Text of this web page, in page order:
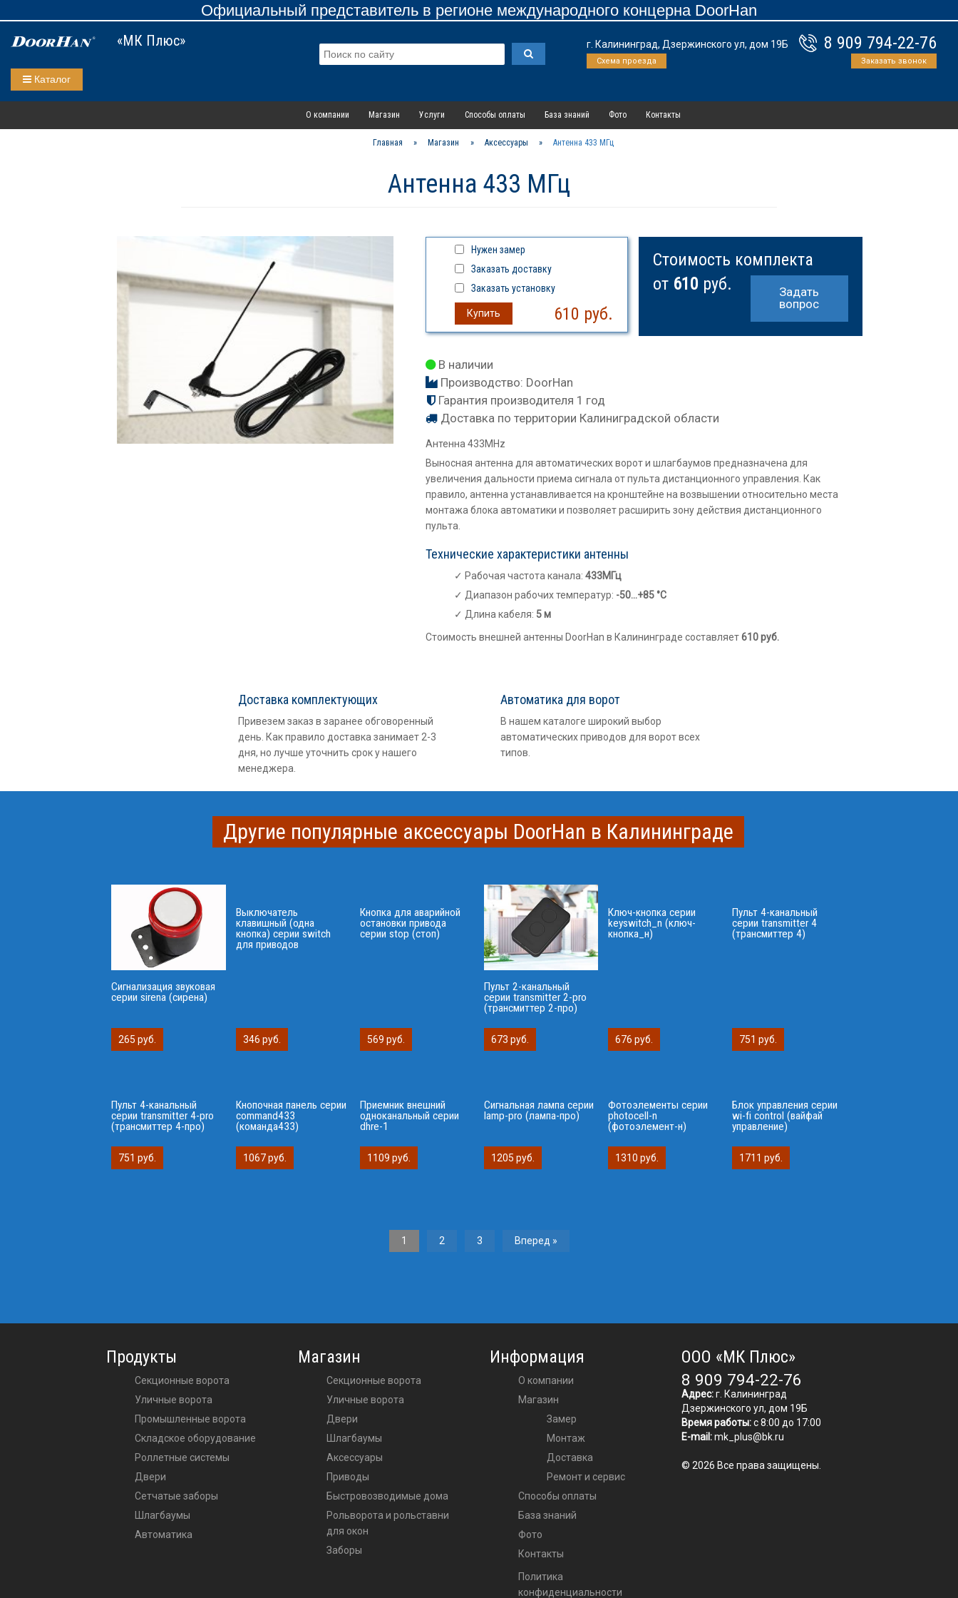
Официальный представитель в регионе международного концерна DoorHan
«МК Плюс» 8 909 794-22-76
Заказать звонок
г. Калининград, Дзержинского ул, дом 19Б
Схема проезда
Каталог
О компании Магазин Услуги Способы оплаты База знаний Фото Контакты
Главная » Магазин » Аксессуары » Антенна 433 МГц
Антенна 433 МГц
Нужен замер
Заказать доставку
Заказать установку
Купить 610 руб.
Стоимость комплекта
от 610 руб.
Задать
вопрос
В наличии
Производство: DoorHan
Гарантия производителя 1 год
Доставка по территории Калиниградской области
Антенна 433MHz
Выносная антенна для автоматических ворот и шлагбаумов предназначена для
увеличения дальности приема сигнала от пульта дистанционного управления. Как
правило, антенна устанавливается на кронштейне на возвышении относительно места
монтажа блока автоматики и позволяет расширить зону действия дистанционного
пульта.
Технические характеристики антенны
Рабочая частота канала:433МГц
Диапазон рабочих температур: -50…+85 °С
Длина кабеля: 5 м
Стоимость внешней антенны DoorHan в Калининграде составляет610 руб.
Доставка комплектующих
Привезем заказ в заранее обговоренный
день. Как правило доставка занимает 2-3
дня, но лучше уточнить срок у нашего
менеджера.
Автоматика для ворот
В нашем каталоге широкий выбор
автоматических приводов для ворот всех
типов.
Другие популярные аксессуары DoorHan в Калининграде
Сигнализация звуковая
серии sirena (сирена)
265 руб.
Выключатель
клавишный (одна
кнопка) серии switch
для приводов
346 руб.
Кнопка для аварийной
остановки привода
серии stop (стоп)
569 руб.
Пульт 2-канальный
серии transmitter 2-pro
(трансмиттер 2-про)
673 руб.
Ключ-кнопка серии
keyswitch_n (ключ-
кнопка_н)
676 руб.
Пульт 4-канальный
серии transmitter 4
(трансмиттер 4)
751 руб.
Пульт 4-канальный
серии transmitter 4-pro
(трансмиттер 4-про)
751 руб.
Кнопочная панель серии
сommand433
(команда433)
1067 руб.
Приемник внешний
одноканальный серии
dhre-1
1109 руб.
Сигнальная лампа серии
lamp-pro (лампа-про)
1205 руб.
Фотоэлементы серии
photocell-n
(фотоэлемент-н)
1310 руб.
Блок управления серии
wi-fi control (вайфай
управление)
1711 руб.
1 2 3 Вперед »
Продукты
Секционные ворота
Уличные ворота
Промышленные ворота
Складское оборудование
Роллетные системы
Двери
Сетчатые заборы
Шлагбаумы
Автоматика
Магазин
Секционные ворота
Уличные ворота
двери
шлагбаумы
аксессуары
приводы
Быстровозводимые дома
Рольворота и рольставни
для окон
Заборы
Информация
О компании
Магазин
Замер
Монтаж
Доставка
Ремонт и сервис
Способы оплаты
База знаний
Фото
Контакты
Политика
конфиденциальности
ООО «МК Плюс»
8 909 794-22-76
Адрес:г. Калининград
Дзержинского ул, дом 19Б
Время работы:с 8:00 до 17:00
E-mail: mk_plus@bk.ru
© 2026 Все права защищены.